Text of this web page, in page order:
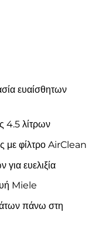
ευαίσθητων
4.5 λίτρων
με φίλτρο AirClean
ευελιξία
Miele
πάνω στη